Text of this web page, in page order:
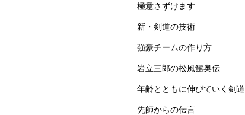
極意さずけます
新・剣道の技術
強豪チームの作り方
岩立三郎の松風館奥伝
年齢とともに伸びていく剣道
先師からの伝言